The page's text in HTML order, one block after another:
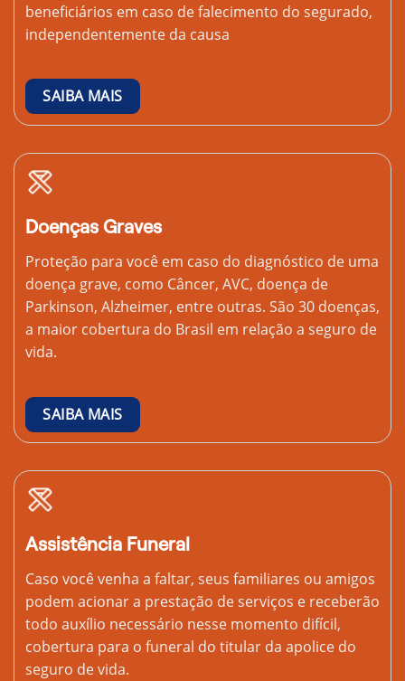
beneficiários em caso de falecimento do segurado,
independentemente da causa
SAIBA MAIS
Doenças Graves
Proteção para você em caso do diagnóstico de uma
doença grave, como Câncer, AVC, doença de
Parkinson, Alzheimer, entre outras. São 30 doenças,
a maior cobertura do Brasil em relação a seguro de
vida.
SAIBA MAIS
Assistência Funeral
Caso você venha a faltar, seus familiares ou amigos
podem acionar a prestação de serviços e receberão
todo auxílio necessário nesse momento difícil,
cobertura para o funeral do titular da apolice do
seguro de vida.